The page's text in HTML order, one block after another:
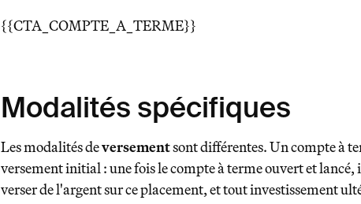
{{CTA_COMPTE_A_TERME}}
Modalités spécifiques
Les modalités deversementsont différentes. Un compte à
versement initial : une fois le compte à terme ouvert et lancé,
verser de l'argent sur ce placement, et tout investissement